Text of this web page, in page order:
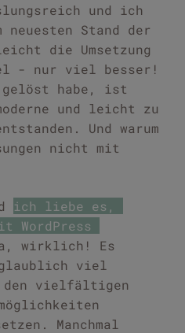
und ich
neuesten Stand der
die Umsetzung
- nur viel besser!
gelöst habe, ist
und leicht zu
Und warum
nicht mit
ich liebe es,
WordPress
wirklich! Es
viel
den vielfältigen
Manchmal